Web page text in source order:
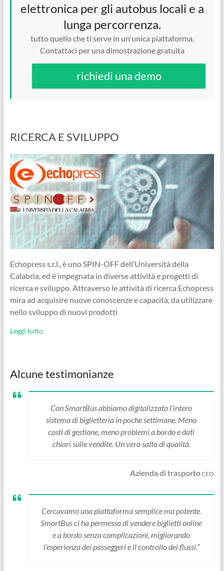
elettronica per gli autobus locali e a
lunga percorrenza.
tutto quello che ti serve in un'unica piattaforma.
Contattaci per una dimostrazione gratuita
richiedi una demo
RICERCA E SVILUPPO
Echopress s.r.l., è uno SPIN-OFF dell’Università della
Calabria, ed è impegnata in diverse attività e progetti di
ricerca e sviluppo. Attraverso le attività di ricerca Echopress
mira ad acquisire nuove conoscenze e capacità, da utilizzare
nello sviluppo di nuovi prodotti
Leggi tutto
Alcune testimonianze
Con SmartBus abbiamo digitalizzato l’intero
sistema di biglietteria in poche settimane. Meno
costi di gestione, meno problemi a bordo e dati
chiari sulle vendite. Un vero salto di qualità.
Azienda di trasportoCEO
Cercavamo una piattaforma semplice ma potente.
SmartBus ci ha permesso di vendere biglietti online
e a bordo senza complicazioni, migliorando
l’esperienza dei passeggeri e il controllo dei flussi.”